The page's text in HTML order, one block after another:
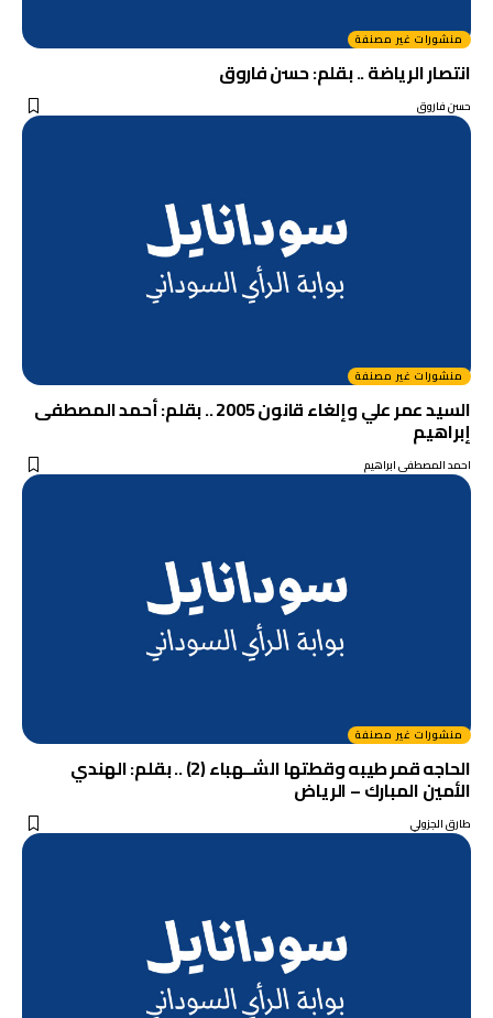
منشورات غير مصنفة
انتصار الرياضة .. بقلم: حسن فاروق
حسن فاروق
منشورات غير مصنفة
السيد عمر علي وإلغاء قانون 2005 .. بقلم: أحمد المصطفى
إبراهيم
احمد المصطفى ابراهيم
منشورات غير مصنفة
الحاجه قمر طيبه وقطتها الشــهباء (2) .. بقلم: الهندي
الأمين المبارك – الرياض
طارق الجزولي